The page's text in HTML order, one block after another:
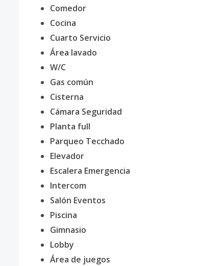
Comedor
Cocina
Cuarto Servicio
Área lavado
W/C
Gas común
Cisterna
Cámara Seguridad
Planta full
Parqueo Tecchado
Elevador
Escalera Emergencia
Intercom
Salón Eventos
Piscina
Gimnasio
Lobby
Área de juegos